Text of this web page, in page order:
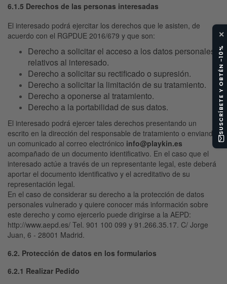
6.1.5 Derechos de las personas interesadas
El interesado podrá ejercitar los derechos que le asisten, de
acuerdo con el RGPDUE 2016/679 y que son:
Derecho a solicitar el acceso a los datos personales
relativos al interesado.
Derecho a solicitar su rectificado o supresión.
Derecho a solicitar la limitación de su tratamiento.
Derecho a oponerse al tratamiento.
Derecho a la portabilidad de sus datos.
El interesado podrá ejercer tales derechos presentando un
escrito en la dirección del responsable de tratamiento o enviando
un comunicado al correo electrónico info@playkin.es
acompañado de un documento identificativo. En el caso que el
interesado actúe a través de un representante legal, este deberá
aportar el documento identificativo y el acreditativo de su
representación legal.
En el caso de considerar su derecho a la protección de datos
personales vulnerado y quiere conocer más información sobre
este derecho y como ejercerlo puede dirigirse a la AEPD:
http://www.aepd.es/ Tel. 901 100 099 y 91.266.35.17. C/ Jorge
Juan, 6 - 28001 Madrid.
6.2. Protección de datos en los formularios
6.2.1 Realizar Pedido
✕
SUSCRÍBETE Y OBTÉN -10%